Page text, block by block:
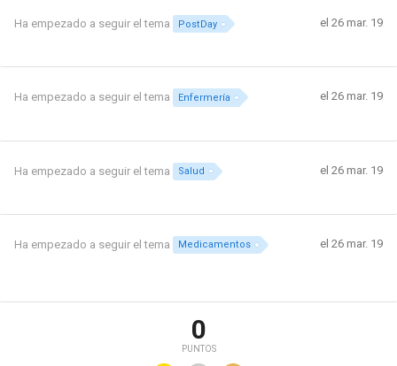
Ha empezado a seguir el tema PostDay el 26 mar. 19
Ha empezado a seguir el tema Enfermería el 26 mar. 19
Ha empezado a seguir el tema Salud el 26 mar. 19
Ha empezado a seguir el tema Medicamentos el 26 mar. 19
0
PUNTOS